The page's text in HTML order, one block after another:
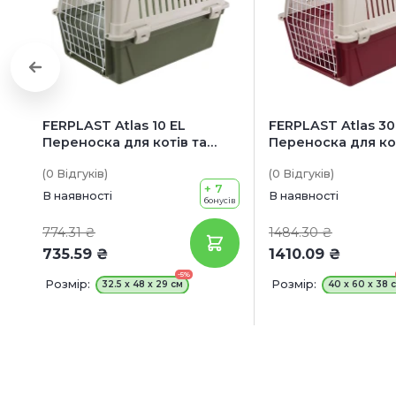
FERPLAST Atlas 10 EL
Переноска для котів та
(0 Відгуків)
В наявності
774.31 ₴
735.59 ₴
+ 7
бонусів
Розмір:
-5%
32.5 x 48 x 29 см
FERPLAST Atlas
Переноска для
15 кг
(0 Відгуків)
В наявності
1484.30 ₴
1410.09 ₴
Розмір: 40 x 60 x 38